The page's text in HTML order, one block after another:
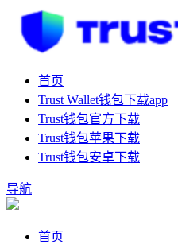
首页
Trust Wallet钱包下载app
Trust钱包官方下载
Trust钱包苹果下载
Trust钱包安卓下载
导航
首页